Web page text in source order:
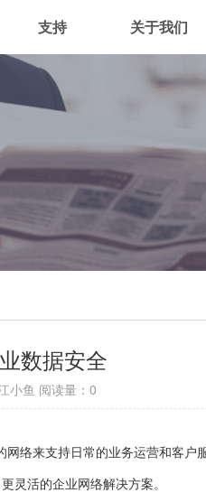
关于我们
支持
数据安全
小鱼 阅读量： 0
络来支持日常的业务运营和客户服
灵活的企业网络解决方案。